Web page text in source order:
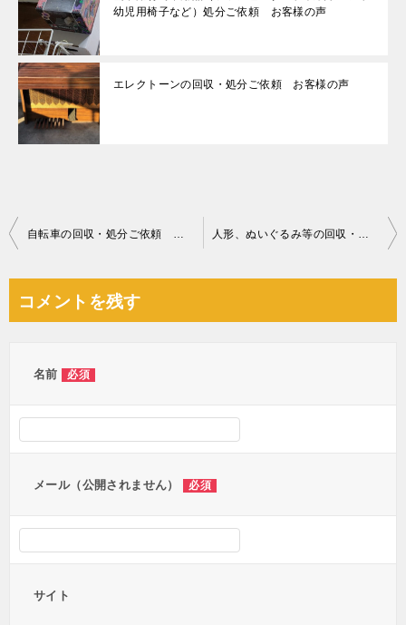
幼児用椅子など）処分ご依頼 お客様の声
エレクトーンの回収・処分ご依頼 お客様の声
投
ビ
自転車の回収・処分ご依頼 お客様の声 人形、ぬいぐるみ等の回収・処分ご依頼 お客様の声
コメントを残す
名前 必須
メール（公開されません） 必須
サイト